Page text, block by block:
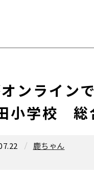
ンライン
小学校 総
鹿ちゃん